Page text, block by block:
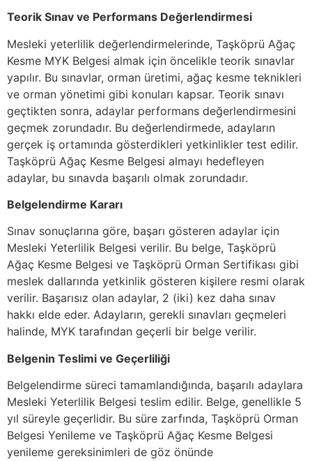
Teorik Sınav ve Performans Değerlendirmesi
Mesleki yeterlilik değerlendirmelerinde, Taşköprü Ağaç
Kesme MYK Belgesi almak için öncelikle teorik sınavlar
yapılır. Bu sınavlar, orman üretimi, ağaç kesme teknikleri
ve orman yönetimi gibi konuları kapsar. Teorik sınavı
geçtikten sonra, adaylar performans değerlendirmesini
geçmek zorundadır. Bu değerlendirmede, adayların
gerçek iş ortamında gösterdikleri yetkinlikler test edilir.
Taşköprü Ağaç Kesme Belgesi almayı hedefleyen
adaylar, bu sınavda başarılı olmak zorundadır.
Belgelendirme Kararı
Sınav sonuçlarına göre, başarı gösteren adaylar için
Mesleki Yeterlilik Belgesi verilir. Bu belge, Taşköprü
Ağaç Kesme Belgesi ve Taşköprü Orman Sertifikası gibi
meslek dallarında yetkinlik gösteren kişilere resmi olarak
verilir. Başarısız olan adaylar, 2 (iki) kez daha sınav
hakkı elde eder. Adayların, gerekli sınavları geçmeleri
halinde, MYK tarafından geçerli bir belge verilir.
Belgenin Teslimi ve Geçerliliği
Belgelendirme süreci tamamlandığında, başarılı adaylara
Mesleki Yeterlilik Belgesi teslim edilir. Belge, genellikle 5
yıl süreyle geçerlidir. Bu süre zarfında, Taşköprü Orman
Belgesi Yenileme ve Taşköprü Ağaç Kesme Belgesi
yenileme gereksinimleri de göz önünde